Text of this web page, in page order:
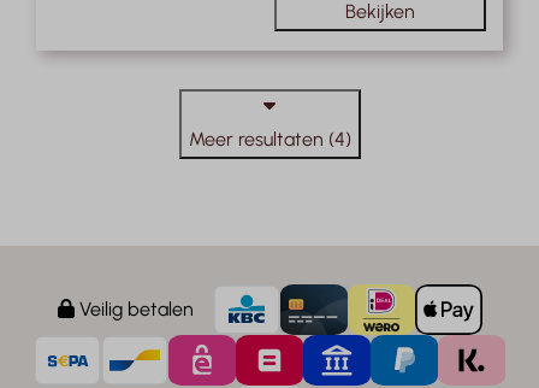
Bekijken
Meer resultaten (4)
Veilig betalen